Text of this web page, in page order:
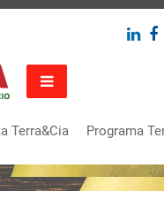
Terra&Cia Programa